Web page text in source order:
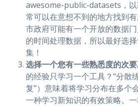
awesome-public-datasets，
常可以在意想不到的地方找到
市政府可能有一个开放的数据
的时间处理数据，所以最好选
集！
选择一个您有一些熟悉度的次要
的经验只学习一个工具？“分散
复”）意味着将学习分布在多个
一种学习新知识的有效策略。